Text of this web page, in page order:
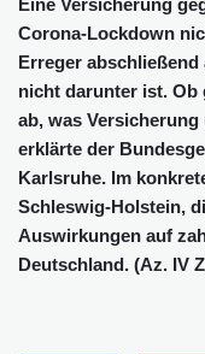
Corona-Lockdown
Erreger
nicht darunter ist. Ob
ab, was
erklärte der
Karlsruhe. Im
Schleswig-Holstein,
Auswirkungen auf
Deutschland. (Az. IV